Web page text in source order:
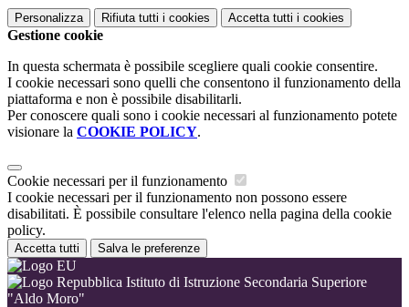
Personalizza Rifiuta tutti i cookies Accetta tutti i cookies
Gestione cookie
In questa schermata è possibile scegliere quali cookie consentire.
I cookie necessari sono quelli che consentono il funzionamento della
piattaforma e non è possibile disabilitarli.
Per conoscere quali sono i cookie necessari al funzionamento potete
visionare la COOKIE POLICY.
Cookie necessari per il funzionamento
I cookie necessari per il funzionamento non possono essere
disabilitati. È possibile consultare l'elenco nella pagina della cookie
policy.
Accetta tutti Salva le preferenze
Istituto di Istruzione Secondaria Superiore
"Aldo Moro"